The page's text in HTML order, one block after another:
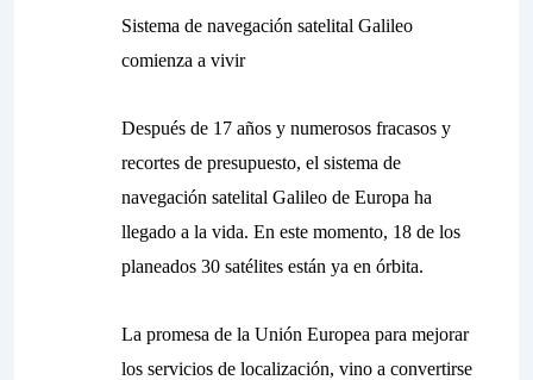
Sistema de navegación satelital Galileo
comienza a vivir
Después de 17 años y numerosos fracasos y
recortes de presupuesto, el sistema de
navegación satelital Galileo de Europa ha
llegado a la vida. En este momento, 18 de los
planeados 30 satélites están ya en órbita.
La promesa de la Unión Europea para mejorar
los servicios de localización, vino a convertirse